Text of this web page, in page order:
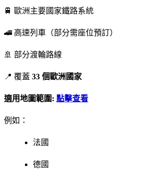
🚆 歐洲主要國家鐵路系統
🚄 高速列車（部分需座位預訂）
🚢 部分渡輪路線
📍 覆蓋 33 個歐洲國家
適用地圖範圍: 點擊查看
例如：
法國
德國